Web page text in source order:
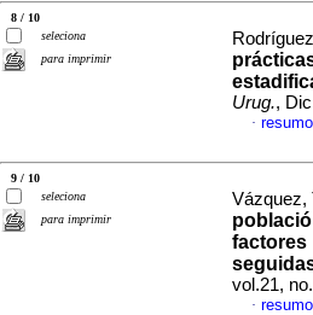
8 / 10
seleciona
para imprimir
Urug.,
·
9 / 10
seleciona
para imprimir
Vázquez,
factores
vol.21,
·